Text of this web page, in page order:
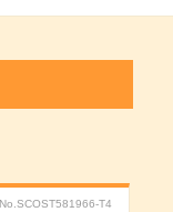
No.SCOST581966-T4